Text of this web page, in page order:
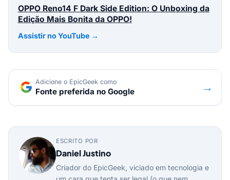
OPPO Reno14 F Dark Side Edition: O Unboxing da
Edição Mais Bonita da OPPO!
Assistir no YouTube →
Adicione o EpicGeek como
Fonte preferida no Google →
ESCRITO POR
Daniel Justino
Criador do EpicGeek, viciado em tecnologia e